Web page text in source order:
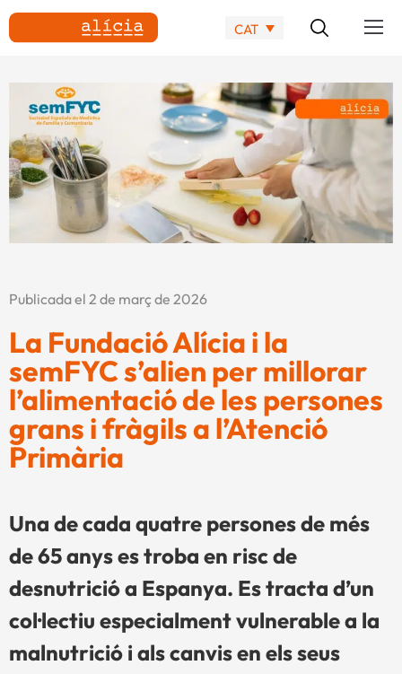
CAT
Publicada el 2 de març de 2026
La Fundació Alícia i la
semFYC s’alien per millorar
l’alimentació de les persones
grans i fràgils a l’Atenció
Primària
Una de cada quatre persones de més
de 65 anys es troba en risc de
desnutrició a Espanya. Es tracta d’un
col·lectiu especialment vulnerable a la
malnutrició i als canvis en els seus